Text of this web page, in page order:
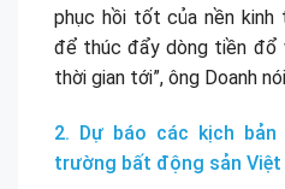
phục hồi tốt của nền
để thúc đẩy dòng tiền đổ
thời gian tới”, ông Doanh
2. Dự báo các kịch
trường bất động sản Việt